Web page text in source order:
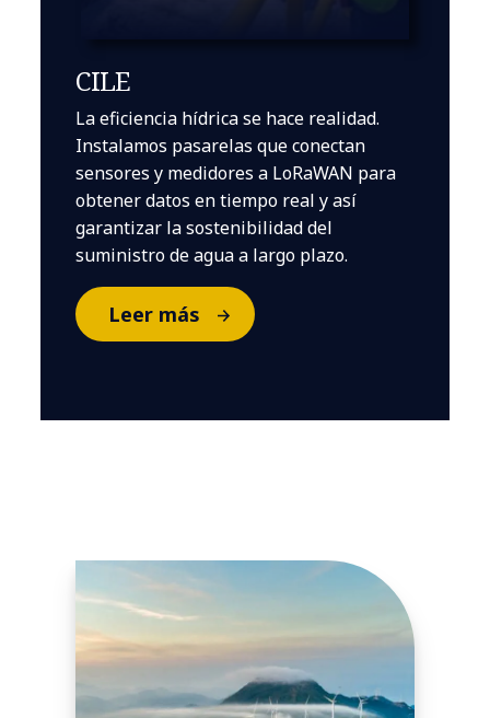
CILE
La eficiencia hídrica se hace realidad.
Instalamos pasarelas que conectan
sensores y medidores a LoRaWAN para
obtener datos en tiempo real y así
garantizar la sostenibilidad del
suministro de agua a largo plazo.
Leer más